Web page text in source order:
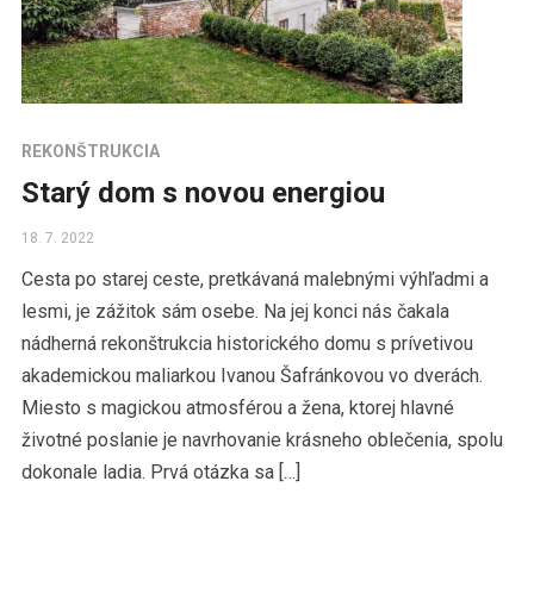
REKONŠTRUKCIA
Starý dom s novou energiou
18. 7. 2022
Cesta po starej ceste, pretkávaná malebnými výhľadmi a
lesmi, je zážitok sám osebe. Na jej konci nás čakala
nádherná rekonštrukcia historického domu s prívetivou
akademickou maliarkou Ivanou Šafránkovou vo dverách.
Miesto s magickou atmosférou a žena, ktorej hlavné
životné poslanie je navrhovanie krásneho oblečenia, spolu
dokonale ladia. Prvá otázka sa […]